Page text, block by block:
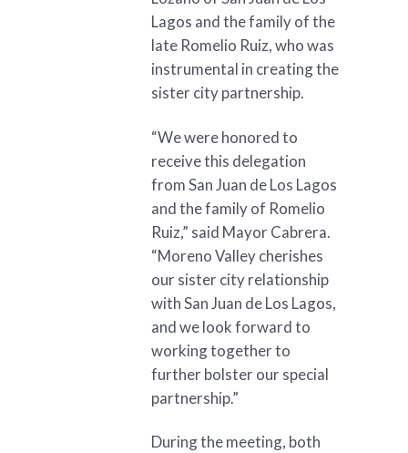
Lagos and the family of the
late Romelio Ruiz, who was
instrumental in creating the
sister city partnership.
“We were honored to
receive this delegation
from San Juan de Los Lagos
and the family of Romelio
Ruiz,” said Mayor Cabrera.
“Moreno Valley cherishes
our sister city relationship
with San Juan de Los Lagos,
and we look forward to
working together to
further bolster our special
partnership.”
During the meeting, both